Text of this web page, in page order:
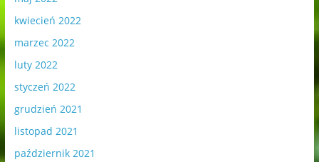
kwiecień 2022
marzec 2022
luty 2022
styczeń 2022
grudzień 2021
listopad 2021
październik 2021